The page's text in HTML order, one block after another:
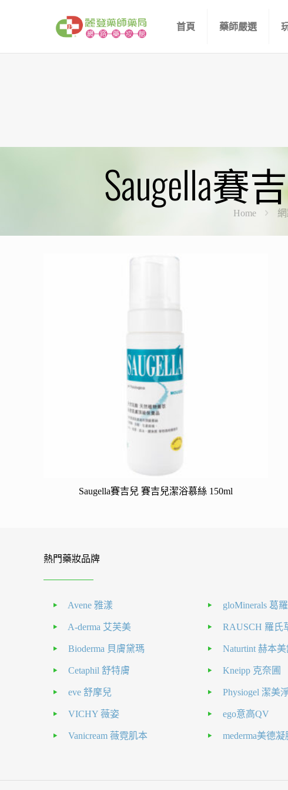
首頁 藥師嚴選
Saugella賽
Home
Saugella賽吉兒 賽吉兒潔浴慕絲 150ml
熱門藥妝品牌
Avene 雅漾
A-derma 艾芙美
Bioderma 貝膚黛瑪
Cetaphil 舒特膚
eve 舒摩兒
VICHY 薇姿
Vanicream 薇霓肌本
gloMinerals 葛
RAUSCH 羅氏
Naturtint 赫本
Kneipp 克奈圃
Physiogel 潔美
ego意高QV
mederma美德凝